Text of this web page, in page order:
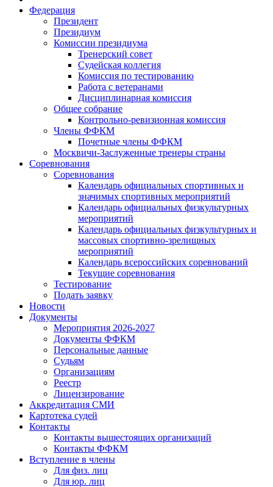
Федерация
Президент
Президиум
Комиссии президиума
Тренерский совет
Судейская коллегия
Комиссия по тестированию
Работа с ветеранами
Дисциплинарная комиссия
Общее собрание
Контрольно-ревизионная комиссия
Члены ФФКМ
Почетные члены ФФКМ
Москвичи-Заслуженные тренеры страны
Соревнования
Соревнования
Календарь официальных спортивных и
значимых спортивных мероприятий
Календарь официальных физкультурных
мероприятий
Календарь официальных физкультурных и
массовых спортивно-зрелищных
мероприятий
Календарь всероссийских соревнований
Текущие соревнования
Тестирование
Подать заявку
Новости
Документы
Мероприятия 2026-2027
Документы ФФКМ
Персональные данные
Судьям
Организациям
Реестр
Лицензирование
Аккредитация СМИ
Картотека судей
Контакты
Контакты вышестоящих организаций
Контакты ФФКМ
Вступление в члены
Для физ. лиц
Для юр. лиц